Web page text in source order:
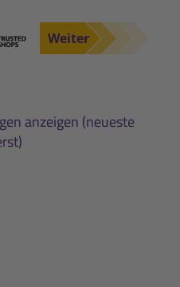
Weiter
anzeigen (neueste